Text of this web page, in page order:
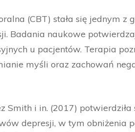
(CBT) stała się jednym z
Badania naukowe
u pacjentów. Terapia
myśli oraz zachowań
Smith i in. (2017) potwierdziła
depresji, w tym obniżenia